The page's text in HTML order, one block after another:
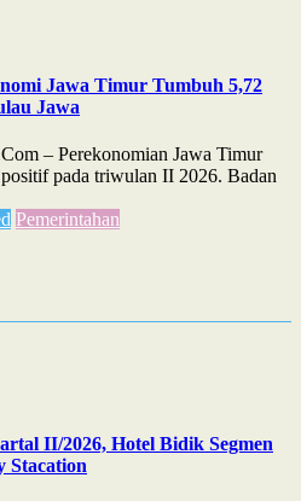
Jawa Timur Tumbuh 5,72
Jawa
– Perekonomian Jawa Timur
pada triwulan II 2026. Badan
Pemerintahan
II/2026, Hotel Bidik Segmen
Stacation